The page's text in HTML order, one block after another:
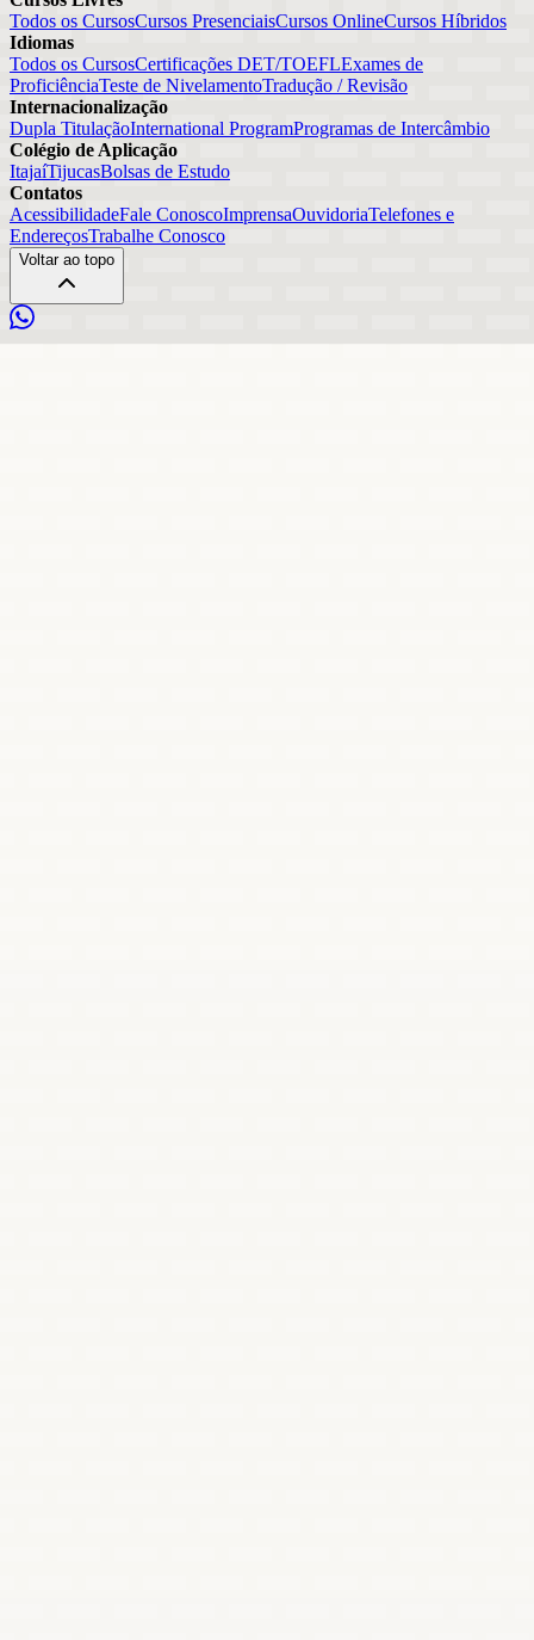
Todos os CursosCursos PresenciaisCursos OnlineCursos Híbridos
Idiomas
Todos os CursosCertificações DET/TOEFLExames de
ProficiênciaTeste de NivelamentoTradução / Revisão
Internacionalização
Dupla TitulaçãoInternational ProgramProgramas de Intercâmbio
Colégio de Aplicação
ItajaíTijucasBolsas de Estudo
Contatos
AcessibilidadeFale ConoscoImprensaOuvidoriaTelefones e
EndereçosTrabalhe Conosco
Voltar ao topo